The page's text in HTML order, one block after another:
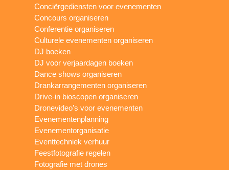
Conciërgediensten voor evenementen
Concours organiseren
Conferentie organiseren
Culturele evenementen organiseren
DJ boeken
DJ voor verjaardagen boeken
Dance shows organiseren
Drankarrangementen organiseren
Drive-in bioscopen organiseren
Dronevideo’s voor evenementen
Evenementenplanning
Evenementorganisatie
Eventtechniek verhuur
Feestfotografie regelen
Fotografie met drones